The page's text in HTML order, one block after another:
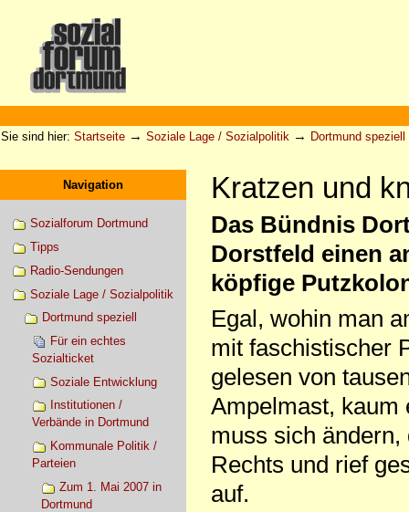
Werkzeuge
Sie sind hier: Startseite → Soziale Lage / Sozialpolitik → Dortmund speziell
Navigation
Sozialforum Dortmund
Tipps
Radio-Sendungen
Soziale Lage / Sozialpolitik
Dortmund speziell
Für ein echtes
Sozialticket
Soziale Entwicklung
Institutionen /
Verbände in Dortmund
Kommunale Politik /
Parteien
Zum 1. Mai 2007 in
Dortmund
Kratzen und
Das Bündnis
Dorstfeld einen
köpfige
Egal, wohin man
mit faschistischer
gelesen von
Ampelmast, kaum
muss sich
Rechts und rief
auf.